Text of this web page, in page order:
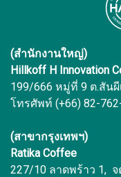
(สำนักงานใหญ่)
Hillkoff H Innovation
199/666 หมู่ที่ 9 ต.สันผี
โทรศัพท์ (+66) 82-
(สาขากรุงเทพฯ)
Ratika Coffee
227/10 ลาดพร้าว 1,